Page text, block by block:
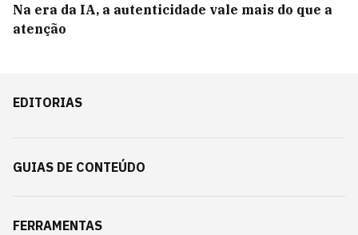
Na era da IA, a autenticidade vale mais do que a
atenção
EDITORIAS
GUIAS DE CONTEÚDO
FERRAMENTAS